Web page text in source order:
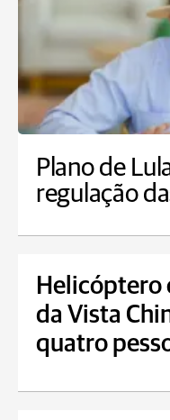
Plano de
regulação
Helicóptero
da Vista
quatro